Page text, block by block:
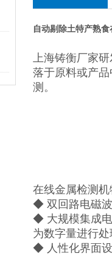
自动剔除土特产熟
上海铸衡厂家
落于原料或产
测。
在线金属检测机
◆ 双回路电磁
◆ 大规模集成
为数字量进行
◆ 人性化界面